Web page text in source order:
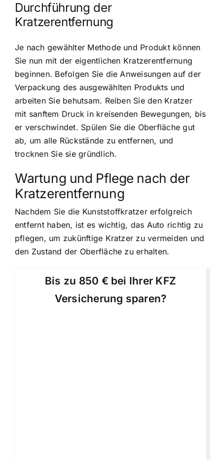
Durchführung der
Kratzerentfernung
Je nach gewählter Methode und Produkt können
Sie nun mit der eigentlichen Kratzerentfernung
beginnen. Befolgen Sie die Anweisungen auf der
Verpackung des ausgewählten Produkts und
arbeiten Sie behutsam. Reiben Sie den Kratzer
mit sanftem Druck in kreisenden Bewegungen, bis
er verschwindet. Spülen Sie die Oberfläche gut
ab, um alle Rückstände zu entfernen, und
trocknen Sie sie gründlich.
Wartung und Pflege nach der
Kratzerentfernung
Nachdem Sie die Kunststoffkratzer erfolgreich
entfernt haben, ist es wichtig, das Auto richtig zu
pflegen, um zukünftige Kratzer zu vermeiden und
den Zustand der Oberfläche zu erhalten.
Bis zu 850 € bei Ihrer KFZ
Versicherung sparen?